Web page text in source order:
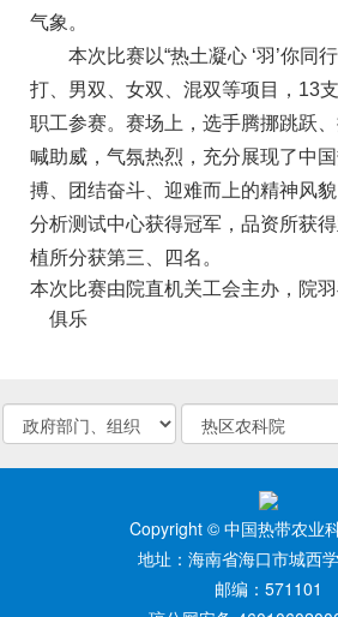
气象。
本次比赛以“热土凝心 ‘羽’你同
打、男双、女双、混双等项目，13
职工参赛。赛场上，选手腾挪跳跃
喊助威，气氛热烈，充分展现了中
搏、团结奋斗、迎难而上的精神风貌
分析测试中心获得冠军，品资所获
植所分获第三、四名。
本次比赛由院直机关工会主办，院
俱乐
Copyright © 中国热带农业
地址：海南省海口市城西
邮编：571101